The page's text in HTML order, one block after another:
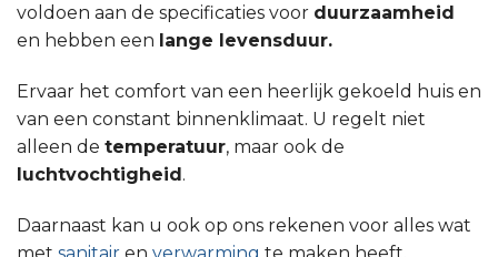
voldoen aan de specificaties voor duurzaamheid
en hebben een lange levensduur.
Ervaar het comfort van een heerlijk gekoeld huis en
van een constant binnenklimaat. U regelt niet
alleen de temperatuur, maar ook de
luchtvochtigheid.
Daarnaast kan u ook op ons rekenen voor alles wat
met sanitair en verwarming te maken heeft.